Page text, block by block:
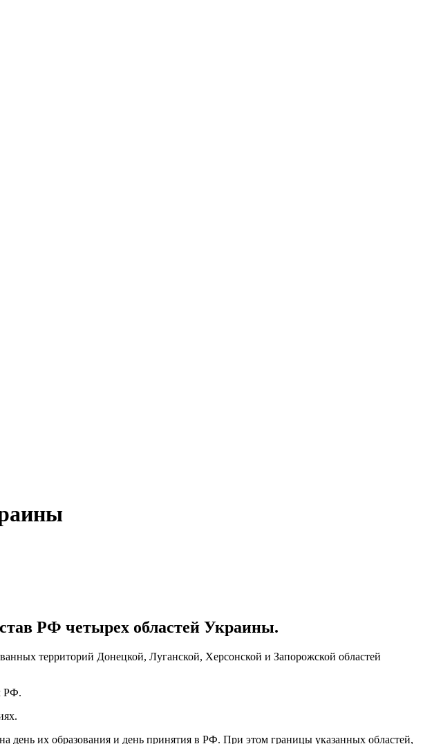
РФ четырех областей Украины.
территорий Донецкой, Луганской, Херсонской и Запорожской областей
РФ.
их образования и день принятия в РФ. При этом границы указанных областей,